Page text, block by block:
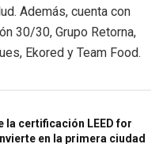
Además, cuenta con
30/30, Grupo Retorna,
Ekored y Team Food.
la certificación LEED for
en la primera ciudad